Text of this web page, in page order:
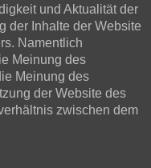
und Aktualität der
der Inhalte der Website
Namentlich
Meinung des
Meinung des
der Website des
zwischen dem